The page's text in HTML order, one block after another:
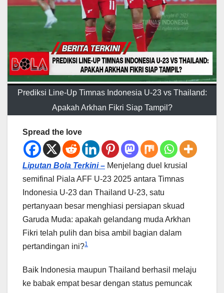
Prediksi Line-Up Timnas Indonesia U-23 vs Thailand:
Apakah Arkhan Fikri Siap Tampil?
Spread the love
Liputan Bola Terkini – Menjelang duel krusial
semifinal Piala AFF U-23 2025 antara Timnas
Indonesia U-23 dan Thailand U-23, satu
pertanyaan besar menghiasi persiapan skuad
Garuda Muda: apakah gelandang muda Arkhan
Fikri telah pulih dan bisa ambil bagian dalam
pertandingan ini?1
Baik Indonesia maupun Thailand berhasil melaju
ke babak empat besar dengan status pemuncak